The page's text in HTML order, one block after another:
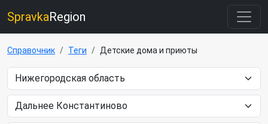
SpravkaRegion
Справочник Теги Детские дома и приюты